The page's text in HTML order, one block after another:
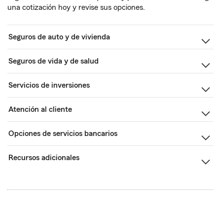
una cotización hoy y revise sus opciones.
Seguros de auto y de vivienda
Seguros de vida y de salud
Servicios de inversiones
Atención al cliente
Opciones de servicios bancarios
Recursos adicionales